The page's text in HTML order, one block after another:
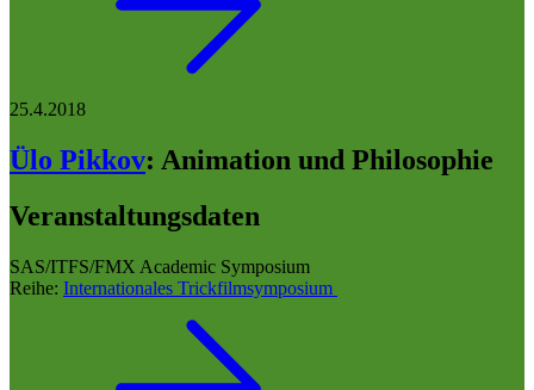
25.4.2018
Ülo Pikkov: Animation und Philosophie
Veranstaltungsdaten
SAS/ITFS/FMX Academic Symposium
Reihe: Internationales Trickfilmsymposium